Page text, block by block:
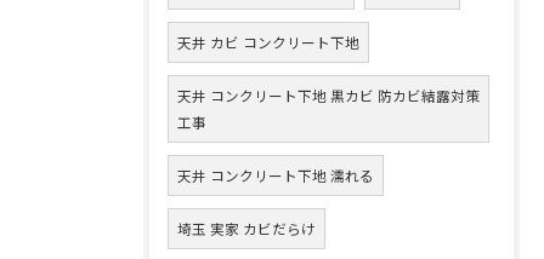
天井 カビ コンクリート下地
天井 コンクリート下地 黒カビ 防カビ結露対策
工事
天井 コンクリート下地 濡れる
埼玉 実家 カビだらけ